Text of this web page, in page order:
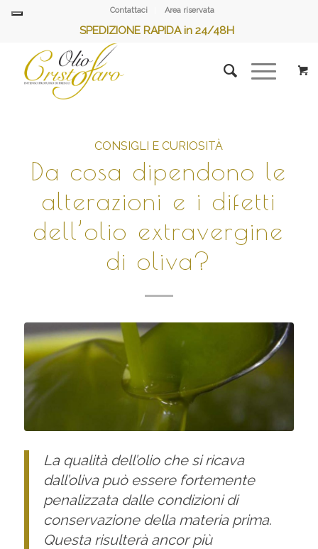
Contattaci Area riservata
SPEDIZIONE RAPIDA in 24/48H
CONSIGLI E CURIOSITÀ
Da cosa dipendono le
alterazioni e i difetti
dell’olio extravergine
di oliva?
La qualità dell’olio che si ricava
dall’oliva può essere fortemente
penalizzata dalle condizioni di
conservazione della materia prima.
Questa risulterà ancor più